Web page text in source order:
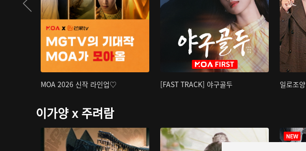
MOA 2026 신작 라인업♡ [FAST TRACK] 야구골두 일로조양
이가양 x 주려람